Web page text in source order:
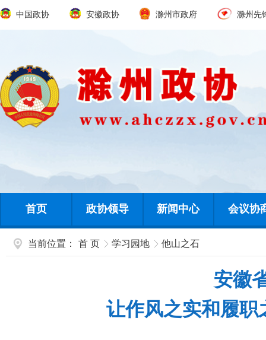
中国政协 安徽政协 滁州市政府 滁州先
首页 政协领导 新闻中心 会议协
当前位置： 首 页 学习园地 他山之石
安徽
让作风之实和履职